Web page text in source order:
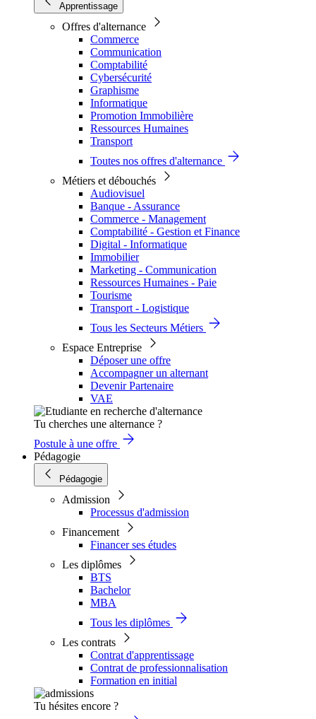
Apprentissage
Offres d'alternance
Commerce
Communication
Comptabilité
Cybersécurité
Graphisme
Informatique
Promotion Immobilière
Ressources Humaines
Transport
Toutes nos offres d'alternance
Métiers et débouchés
Audiovisuel
Banque - Assurance
Commerce - Management
Comptabilité - Gestion et Finance
Digital - Informatique
Immobilier
Marketing - Communication
Ressources Humaines - Paie
Tourisme
Transport - Logistique
Tous les Secteurs Métiers
Espace Entreprise
Déposer une offre
Accompagner un alternant
Devenir Partenaire
VAE
Tu cherches une alternance ?
Postule à une offre
Pédagogie
Pédagogie
Admission
Processus d'admission
Financement
Financer ses études
Les diplômes
BTS
Bachelor
MBA
Tous les diplômes
Les contrats
Contrat d'apprentissage
Contrat de professionnalisation
Formation en initial
Tu hésites encore ?